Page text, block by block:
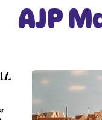
AJP